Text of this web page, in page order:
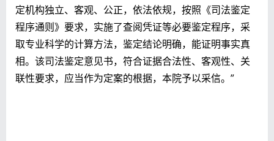
定机构独立、客观、公正，依法依规，按照《司法鉴定
程序通则》要求，实施了查阅凭证等必要鉴定程序，采
取专业科学的计算方法，鉴定结论明确，能证明事实真
相。该司法鉴定意见书，符合证据合法性、客观性、关
联性要求，应当作为定案的根据，本院予以采信。”